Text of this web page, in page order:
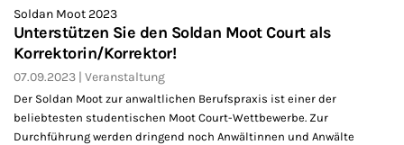
Soldan Moot 2023
Unterstützen Sie den Soldan Moot Court als
Korrektorin/Korrektor!
07.09.2023 Veranstaltung
Der Soldan Moot zur anwaltlichen Berufspraxis ist einer der
beliebtesten studentischen Moot Court-Wettbewerbe. Zur
Durchführung werden dringend noch Anwältinnen und Anwälte